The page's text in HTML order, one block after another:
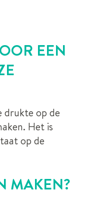
EEN
drukte op de
Het is
op de
MAKEN?